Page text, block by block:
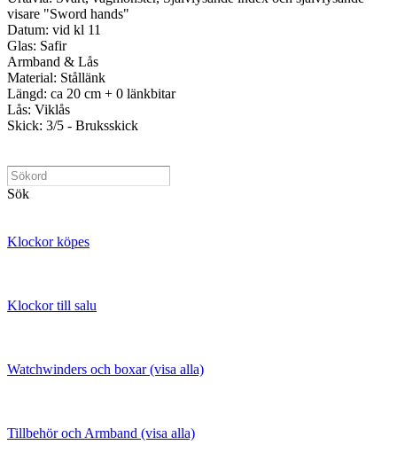
visare "Sword hands"
Datum: vid kl 11
Glas: Safir
Armband & Lås
Material: Stållänk
Längd: ca 20 cm + 0 länkbitar
Lås: Viklås
Skick: 3/5 - Bruksskick
Sök
Klockor köpes
Klockor till salu
Watchwinders och boxar (visa alla)
Tillbehör och Armband (visa alla)